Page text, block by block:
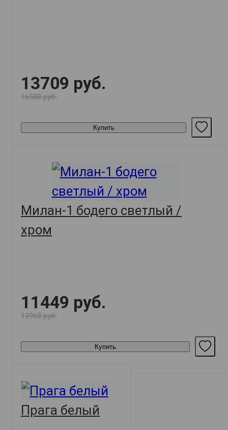
13709 руб.
16588 руб.
Купить
Милан-1 бодего светлый /
хром
11449 руб.
13968 руб.
Купить
Прага белый